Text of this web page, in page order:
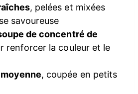
, pelées et mixées
savoureuse
de concentré de
renforcer la couleur et le
, coupée en petits